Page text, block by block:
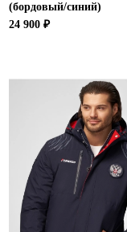
(бордовый/синий)
24 900 ₽